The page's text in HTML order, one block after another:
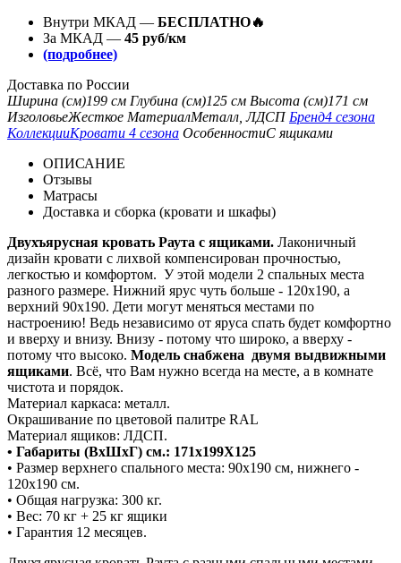
Внутри МКАД — БЕСПЛАТНО🔥
За МКАД — 45 руб/км
(подробнее)
Доставка по России
Ширина (см)199 см Глубина (см)125 см Высота (см)171 см
ИзголовьеЖесткое МатериалМеталл, ЛДСП Бренд4 сезона
КоллекцииКровати 4 сезона ОсобенностиС ящиками
ОПИСАНИЕ
Отзывы
Матрасы
Доставка и сборка (кровати и шкафы)
Двухъярусная кровать Раута с ящиками. Лаконичный
дизайн кровати с лихвой компенсирован прочностью,
легкостью и комфортом. У этой модели 2 спальных места
разного размере. Нижний ярус чуть больше - 120х190, а
верхний 90х190. Дети могут меняться местами по
настроению! Ведь независимо от яруса спать будет комфортно
и вверху и внизу. Внизу - потому что широко, а вверху -
потому что высоко. Модель снабжена двумя выдвижными
ящиками. Всё, что Вам нужно всегда на месте, а в комнате
чистота и порядок.
Материал каркаса: металл.
Окрашивание по цветовой палитре RAL
Материал ящиков: ЛДСП.
• Габариты (ВхШхГ) см.: 171х199Х125
• Размер верхнего спального места: 90х190 см, нижнего -
120х190 см.
• Общая нагрузка: 300 кг.
• Вес: 70 кг + 25 кг ящики
• Гарантия 12 месяцев.